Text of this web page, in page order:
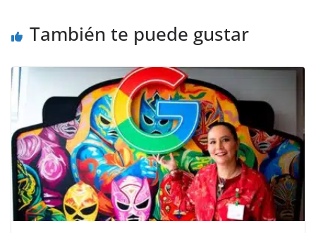
También te puede gustar